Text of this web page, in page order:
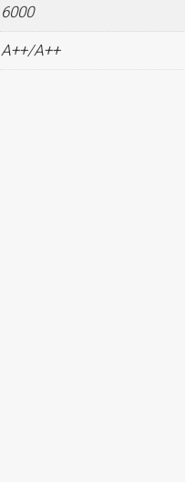
6000
A++/A++